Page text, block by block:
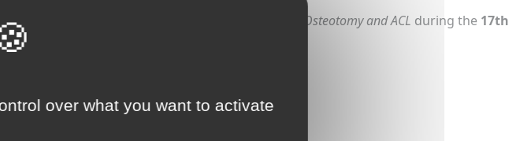
Conference presented by Osteotomy and ACL during the 17th
Brazilian Knee Surgery Congress
over what you want to activate